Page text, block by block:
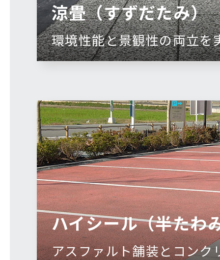
涼畳（すずだたみ）
環境性能と景観性の両立を
ハイシール（半たわ
アスファルト舗装とコンク